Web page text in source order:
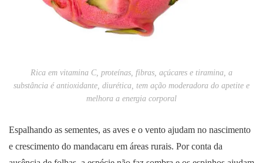
Rica em vitamina C, proteínas, fibras, açúcares e tiramina, a
substância é antioxidante, diurética, tem ação moderadora do apetite e
melhora a energia corporal
Espalhando as sementes, as aves e o vento ajudam no nascimento
e crescimento do mandacaru em áreas rurais. Por conta da